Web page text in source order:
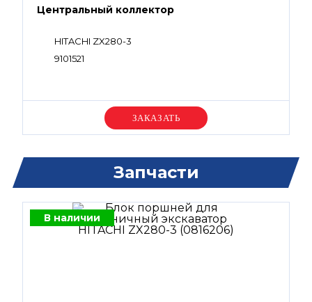
Центральный коллектор
HITACHI ZX280-3
9101521
Уточняйте цену
Запчасти
В наличии